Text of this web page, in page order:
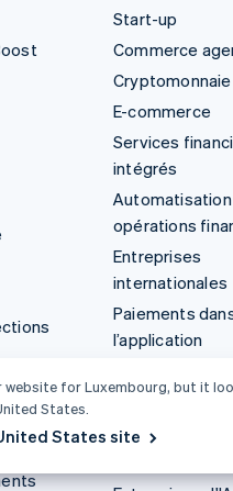
Start-up
Commerce
Cryptomonnaie
E-commerce
Services
intégrés
opérations
Entreprises
internationales
Paiements
l’application
Gestion
Plateformes
website for Luxembourg, but it
States.
States site